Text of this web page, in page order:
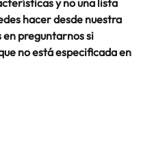
y no una lista
hacer desde nuestra
en preguntarnos si
no está especificada en